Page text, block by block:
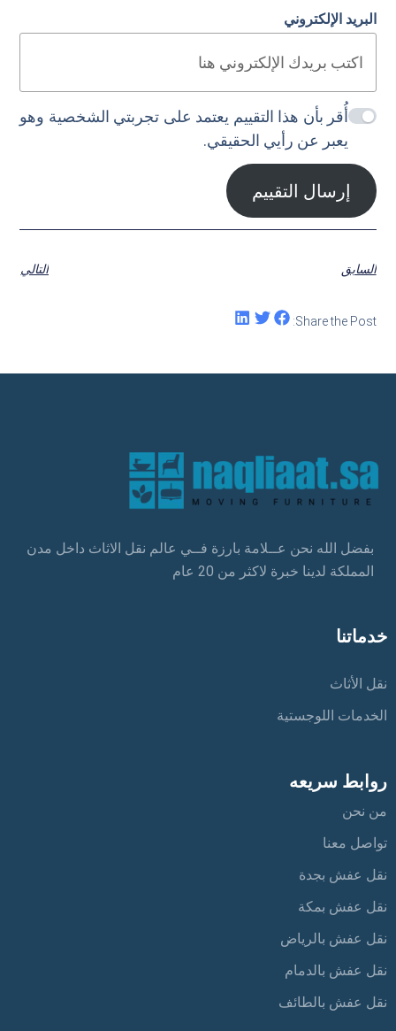
البريد الإلكتروني
أُقر بأن هذا التقييم يعتمد على تجربتي الشخصية وهو
يعبر عن رأيي الحقيقي.
إرسال التقييم
السابق التالي
Share the Post:
بفضل الله نحن عــلامة بارزة فــي عالم نقل الاثاث داخل مدن
المملكة لدينا خبرة لاكثر من 20 عام
خدماتنا
نقل الأثاث
الخدمات اللوجستية
روابط سريعه
من نحن
تواصل معنا
نقل عفش بجدة
نقل عفش بمكة
نقل عفش بالرياض
نقل عفش بالدمام
نقل عفش بالطائف